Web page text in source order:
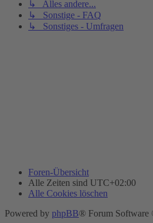
↳ Alles andere...
↳ Sonstige - FAQ
↳ Sonstiges - Umfragen
Foren-Übersicht
Alle Zeiten sind UTC+02:00
Alle Cookies löschen
Powered by phpBB® Forum